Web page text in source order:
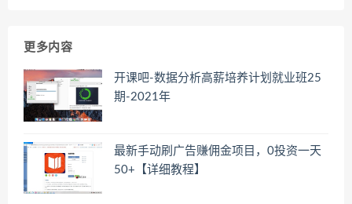
更多内容
开课吧-数据分析高薪培养计划就业班25
期-2021年
最新手动刷广告赚佣金项目，0投资一天
50+【详细教程】